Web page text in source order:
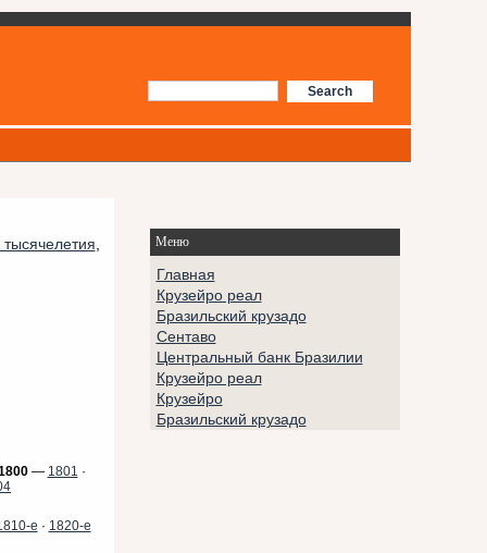
Меню
Главная
Крузейро реал
Бразильский крузадо
Сентаво
Центральный банк Бразилии
Крузейро реал
Крузейро
Бразильский крузадо
— 1801 ·
е · 1820-е
тысячелетия